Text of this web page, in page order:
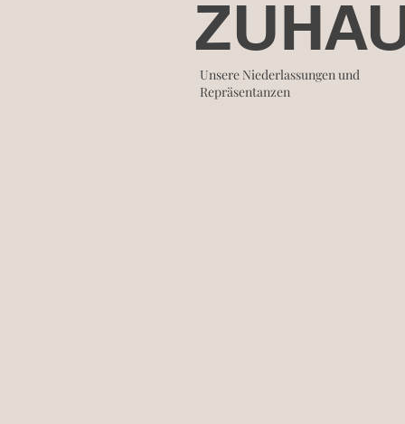
Unsere Niederlassungen und
Repräsentanzen